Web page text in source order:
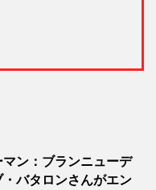
ン：ブランニューデ
バタロンさんがエン